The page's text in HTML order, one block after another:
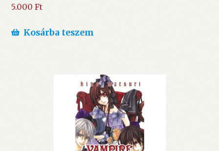
5.000 Ft
Kosárba teszem